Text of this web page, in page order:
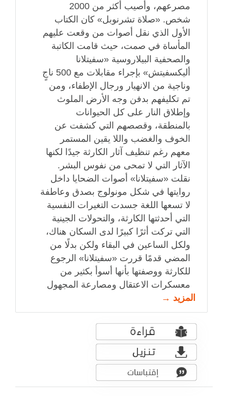
مصرعهم، وأصيب أكثر من 2000
شخص. «صلاة تشرنوبل» كان الكتاب
الأول الذي نقل أصوات من وقعت عليهم
المأساة في صمت، حيث قامت الكاتبة
والصحفية البيلاروسية «سفيتلانا
أليكسفيتش» بإجراء مقابلات مع 500 ناجٍ
وناجية من الانهيار ورجال الإطفاء، ومن
تم تكليفهم بدفن وجه الأرض الملوث
وإطلاق النار على كل الحيوانات
بالمنطقة، وقصصهم التي كشفت عن
الخوف والغضب واللا يقين المستمر
معهم رغم تنظيف آثار الكارثة جيدًا لكنها
الآثار التي لا تمحى من نفوس البشر.
نقلت «سفيتلانا» أصوات الضحايا داخل
روايتها في شكل مونولوج بصدق وعاطفة
لا تسعها اللغة جسدت التغيرات النفسية
التي أحدثتها الكارثة، والتحولات الجينية
التي تركت أثرًا كبيرًا لدى السكان هناك،
ولكل الساعين في البقاء ولكن بدلًا من
المضي قدمًا قررت «سفيتلانا» الرجوع
للكارثة ووصفتها بأنها أسوأ بكثير من
معسكرات الاعتقال ومصارعة المجهول
المزيد →